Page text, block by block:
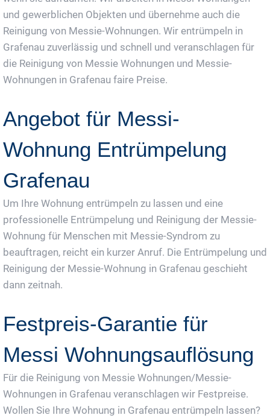
und gewerblichen Objekten und übernehme auch die
Reinigung von Messie-Wohnungen. Wir entrümpeln in
Grafenau zuverlässig und schnell und veranschlagen für
die Reinigung von Messie Wohnungen und Messie-
Wohnungen in Grafenau faire Preise.
Angebot für Messi-
Wohnung Entrümpelung
Grafenau
Um Ihre Wohnung entrümpeln zu lassen und eine
professionelle Entrümpelung und Reinigung der Messie-
Wohnung für Menschen mit Messie-Syndrom zu
beauftragen, reicht ein kurzer Anruf. Die Entrümpelung und
Reinigung der Messie-Wohnung in Grafenau geschieht
dann zeitnah.
Festpreis-Garantie für
Messi Wohnungsauflösung
Für die Reinigung von Messie Wohnungen/Messie-
Wohnungen in Grafenau veranschlagen wir Festpreise.
Wollen Sie Ihre Wohnung in Grafenau entrümpeln lassen?